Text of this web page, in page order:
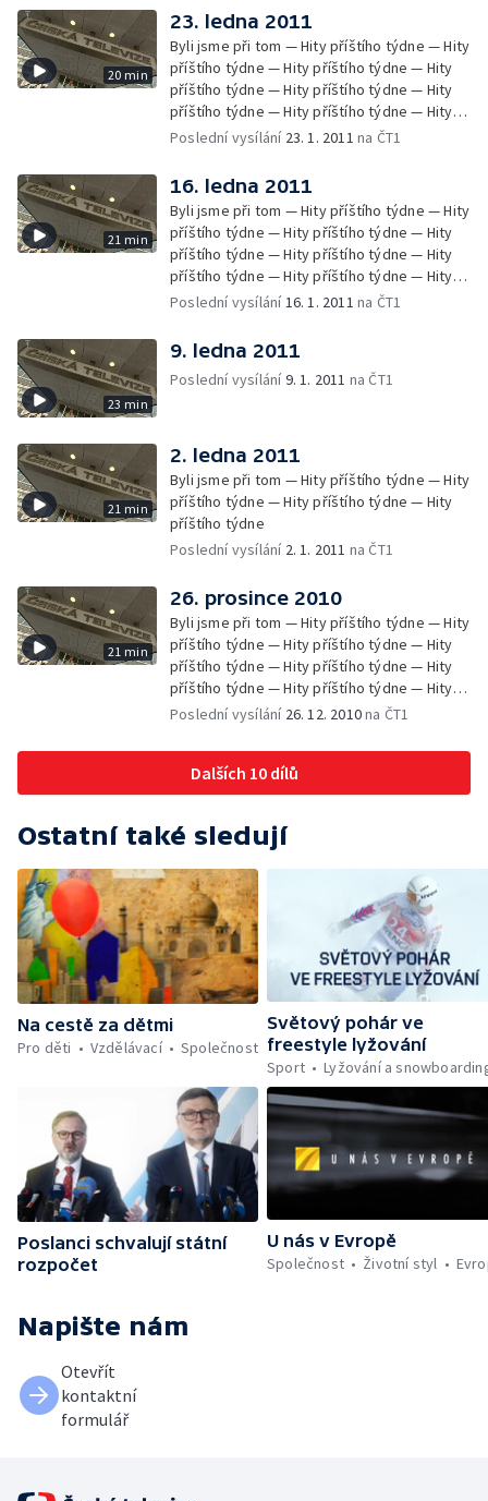
Zprávy Čétéčka
20 min
23. ledna 2011
Byli jsme při tom — Hity příštího týdne — Hity
příštího týdne — Hity příštího týdne — Hity
příštího týdne — Hity příštího týdne — Hity
příštího týdne — Hity příštího týdne — Hity
příštího týdne — Hity příštího týdne — Hity
Poslední vysílání 23. 1. 2011 na ČT1
21 min
16. ledna 2011
Byli jsme při tom — Hity příštího týdne — Hity
příštího týdne — Hity příštího týdne — Hity
příštího týdne — Hity příštího týdne — Hity
příštího týdne — Hity příštího týdne — Hity
příštího týdne — Hity příštího týdne — Hity
Zprávy Čétéčka
Poslední vysílání 16. 1. 2011 na ČT1
23 min
9. ledna 2011
Poslední vysílání9. 1. 2011 na ČT1
21 min
2. ledna 2011
Byli jsme při tom — Hity příštího týdne — Hity
příštího týdne — Hity příštího týdne — Hity
příštího týdne
Poslední vysílání 2. 1. 2011 na ČT1
21 min
26. prosince 2010
Byli jsme při tom — Hity příštího týdne — Hity
příštího týdne — Hity příštího týdne — Hity
příštího týdne — Hity příštího týdne — Hity
příštího týdne — Hity příštího týdne — Hity
příštího týdne — Hity příštího týdne — Hity
příštího týdne
Poslední vysílání 26. 12. 2010na ČT1
Dalších 10 dílů
Ostatní také sledují
Na cestě za dětmi
Pro děti
Vzdělávací Společnost
Světový pohár ve
freestyle lyžování
Sport
Lyžování a
Poslanci schvalují státní
rozpočet
U nás v Evropě
Společnost
Životní styl
Napište nám
Otevřít
kontaktní
formulář